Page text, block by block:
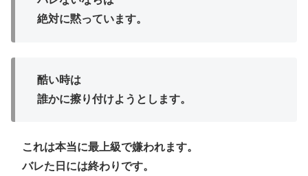
絶対に黙っています。
酷い時は
誰かに擦り付けようとします。
これは本当に最上級で嫌われます。
バレた日には終わりです。